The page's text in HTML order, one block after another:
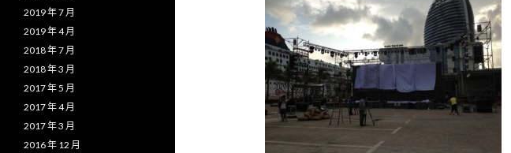
2019 年 7 月
2019 年 4 月
2018 年 7 月
2018 年 3 月
2017 年 5 月
2017 年 4 月
2017 年 3 月
2016 年 12 月